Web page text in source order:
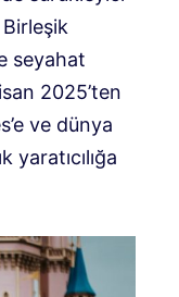
seyahat
2025’ten
ve dünya
yaratıcılığa